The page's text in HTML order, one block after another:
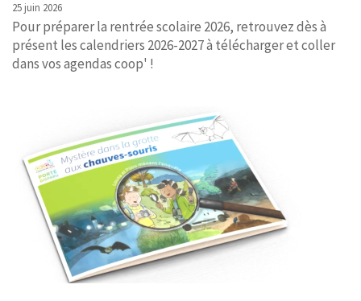
25 juin 2026
Pour préparer la rentrée scolaire 2026, retrouvez dès à
présent les calendriers 2026-2027 à télécharger et coller
dans vos agendas coop' !